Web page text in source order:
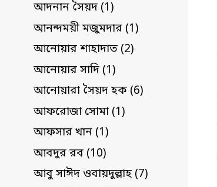
আদনান সৈয়দ (1)
আনন্দময়ী মজুমদার (1)
আনোয়ার শাহাদাত (2)
আনোয়ার সাদি (1)
আনোয়ারা সৈয়দ হক (6)
আফরোজা সোমা (1)
আফসার খান (1)
আবদুর রব (10)
আবু সাঈদ ওবায়দুল্লাহ (7)